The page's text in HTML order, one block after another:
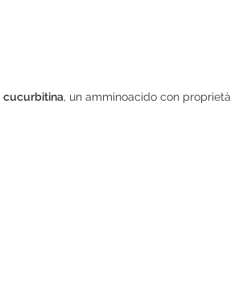
cucurbitina, un amminoacido con proprietà